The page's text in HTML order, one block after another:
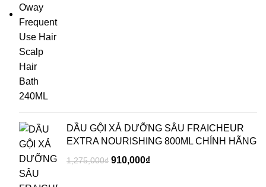
DẦU GỘI XẢ DƯỠNG SÂU FRAICHEUR
EXTRA NOURISHING 800ML CHÍNH HÃNG
1,275,000₫ 910,000₫